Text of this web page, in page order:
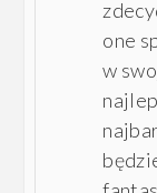
one
w